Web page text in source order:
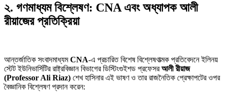
২. গণমাধ্যম বিশ্লেষণ: CNA এবং অধ্যাপক আলী
রীয়াজের প্রতিক্রিয়া
আন্তর্জাতিক সংবাদমাধ্যমCNA-এ প্রচারিত বিশেষ বিশ্লেষণাত্মক প্রতিবেদনে ইলিনয়
স্টেট ইউনিভার্সিটির রাষ্ট্রবিজ্ঞান বিভাগের ডিস্টিংগুইশড প্রফেসরআলী রীয়াজ
(Professor Ali Riaz) শেখ হাসিনার এই ভাষণ ও তার রাজনৈতিক প্রেক্ষাপটের ওপর
বৈজ্ঞানিক বিশ্লেষণ প্রদান করেন: